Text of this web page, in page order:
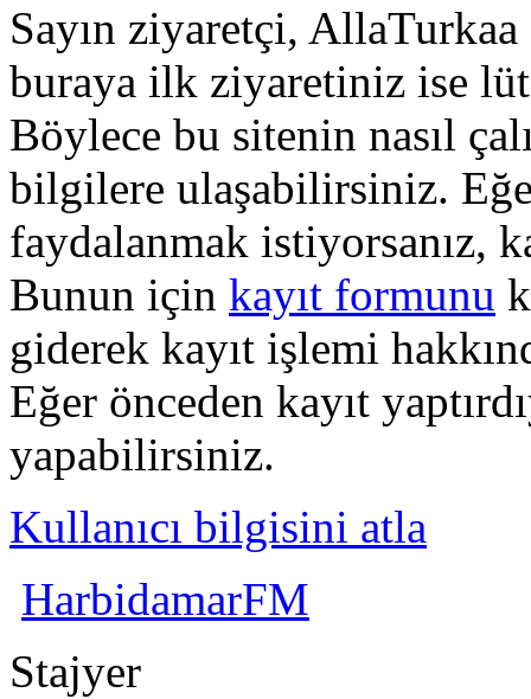
Sayın ziyaretçi,
buraya ilk ziyaretiniz ise
Böylece bu sitenin nasıl
bilgilere ulaşabilirsiniz.
faydalanmak istiyorsanız,
Bunun için kayıt formunu
giderek kayıt işlemi
Eğer önceden kayıt
yapabilirsiniz.
Kullanıcı bilgisini atla
HarbidamarFM
Stajyer